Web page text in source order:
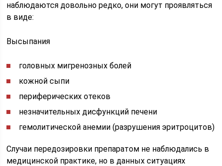
наблюдаются довольно редко, они могут проявляться
в виде:
Высыпания
головных мигренозных болей
кожной сыпи
периферических отеков
незначительных дисфункций печени
гемолитической анемии (разрушения эритроцитов)
Случаи передозировки препаратом не наблюдались в
медицинской практике, но в данных ситуациях